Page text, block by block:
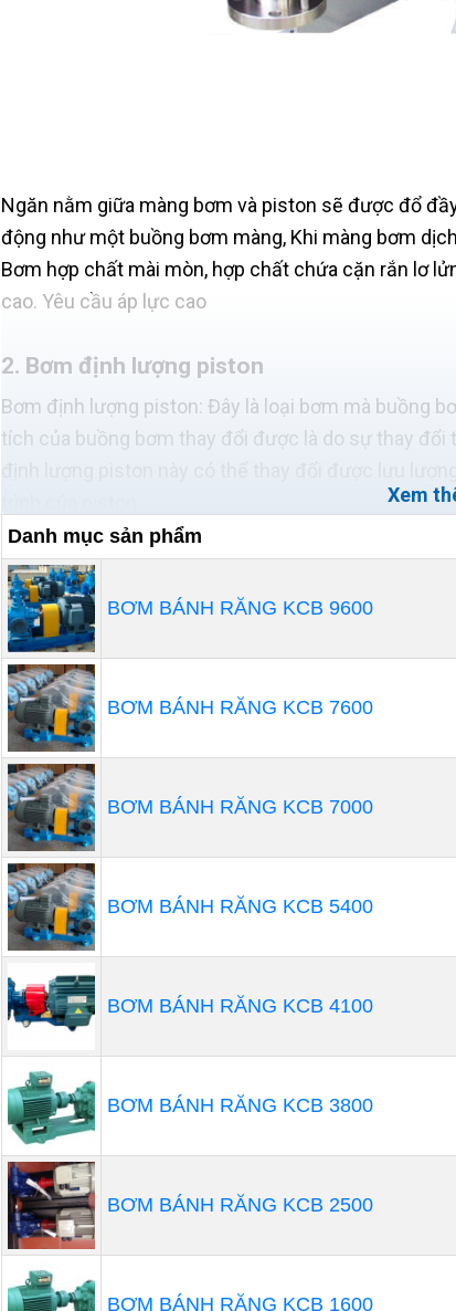
Ngăn nằm giữa màng bơm và piston sẽ được đổ
động như một buồng bơm màng, Khi màng bơm
Bơm hợp chất mài mòn, hợp chất chứa cặn rắn lơ
cao. Yêu cầu áp lực cao
2. Bơm định lượng piston
Bơm định lượng piston: Đây là loại bơm mà buồng
tích của buồng bơm thay đổi được là do sự thay
Xem
Danh mục sản phẩm
BƠM BÁNH RĂNG KCB 9600
BƠM BÁNH RĂNG KCB 7600
BƠM BÁNH RĂNG KCB 7000
BƠM BÁNH RĂNG KCB 5400
BƠM BÁNH RĂNG KCB 4100
BƠM BÁNH RĂNG KCB 3800
BƠM BÁNH RĂNG KCB 2500
BƠM BÁNH RĂNG KCB 1600